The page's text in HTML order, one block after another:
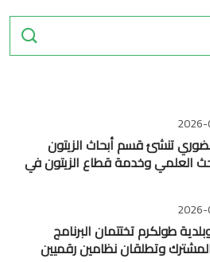
تنشئ قسم أبحاث الزيتون
العلمي وخدمة قطاع الزيتون في
طولكرم تختتمان البرنامج
المشترك وتطلقان نظامين رقميين